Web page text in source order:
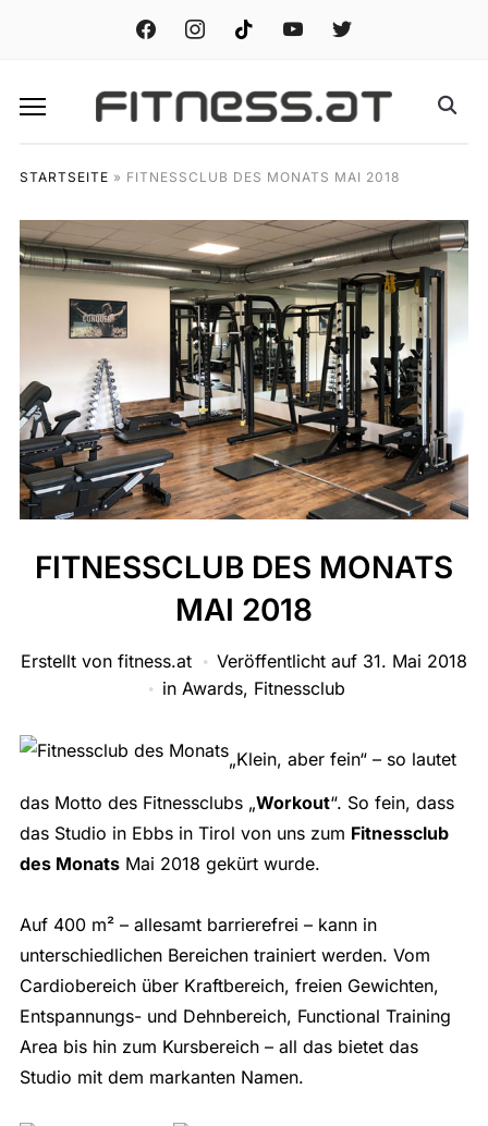
facebook instagramtiktok youtube twitter
STARTSEITE » FITNESSCLUB DES MONATS MAI 2018
FITNESSCLUB DES MONATS
MAI 2018
Erstellt von fitness.at Veröffentlicht auf 31. Mai 2018
in Awards, Fitnessclub
„Klein, aber fein“ – so lautet
das Motto des Fitnessclubs „Workout“. So fein, dass
das Studio in Ebbs in Tirol von uns zum Fitnessclub
des MonatsMai 2018 gekürt wurde.
Auf 400 m² – allesamt barrierefrei – kann in
unterschiedlichen Bereichen trainiert werden. Vom
Cardiobereich über Kraftbereich, freien Gewichten,
Entspannungs- und Dehnbereich, Functional Training
Area bis hin zum Kursbereich – all das bietet das
Studio mit dem markanten Namen.